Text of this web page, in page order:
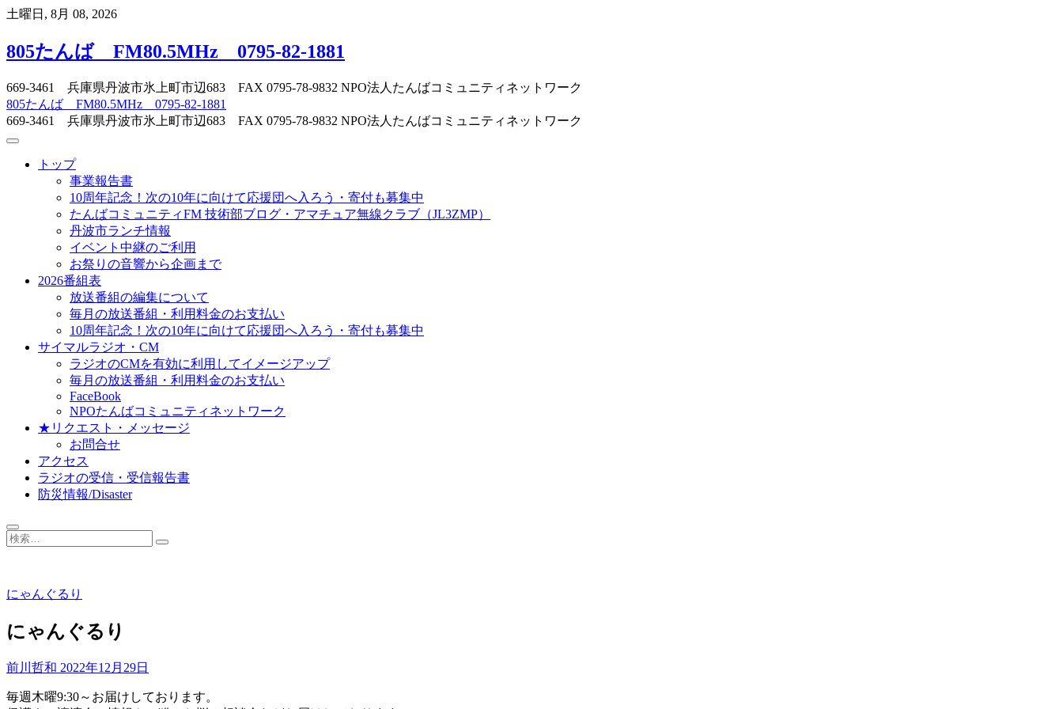
Skip
content
土曜日, 8月 08, 2026
805たんば FM80.5MHz 0795-82-1881
669-3461 兵庫県丹波市氷上町市辺683 FAX 0795-78-9832 NPO法人たんばコミュニティネットワーク
805たんば FM80.5MHz 0795-82-1881
669-3461 兵庫県丹波市氷上町市辺683 FAX 0795-78-9832 NPO法人たんばコミュニティネットワーク
トップ
事業報告書
10周年記念！次の10年に向けて応援団へ入ろう・寄付も募集中
たんばコミュニティFM 技術部ブログ・アマチュア無線クラブ（JL3ZMP）
丹波市ランチ情報
イベント中継のご利用
お祭りの音響から企画まで
2026番組表
放送番組の編集について
毎月の放送番組・利用料金のお支払い
10周年記念！次の10年に向けて応援団へ入ろう・寄付も募集中
サイマルラジオ・CM
ラジオのCMを有効に利用してイメージアップ
毎月の放送番組・利用料金のお支払い
FaceBook
NPOたんばコミュニティネットワーク
★リクエスト・メッセージ
お問合せ
アクセス
ラジオの受信・受信報告書
防災情報/Disaster
検
にゃんぐるり
にゃんぐるり
前川哲和 2022年12月29日
毎週木曜9:30～お届けしております。